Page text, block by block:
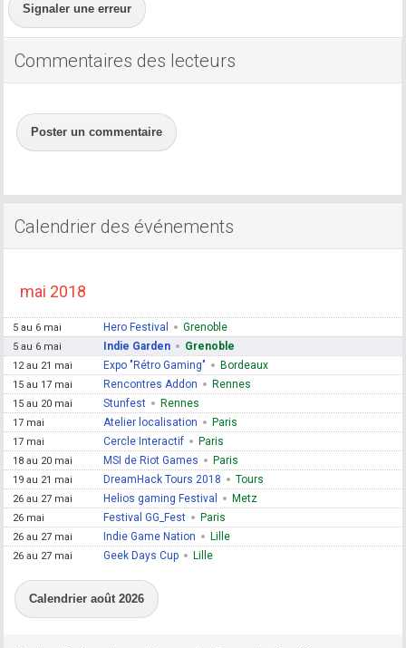
Signaler une erreur
Commentaires des lecteurs
Poster un commentaire
Calendrier des événements
mai 2018
5 au 6 mai Hero Festival Grenoble
5 au 6 mai Indie Garden Grenoble
12 au 21 mai Expo "Rétro Gaming" Bordeaux
15 au 17 mai Rencontres Addon Rennes
15 au 20 mai Stunfest Rennes
17 mai Atelier localisation Paris
17 mai Cercle Interactif Paris
18 au 20 mai MSI de Riot Games Paris
19 au 21 mai DreamHack Tours 2018 Tours
26 au 27 mai Helios gaming Festival Metz
26 mai Festival GG_Fest Paris
26 au 27 mai Indie Game Nation Lille
26 au 27 mai Geek Days Cup Lille
Calendrier août 2026